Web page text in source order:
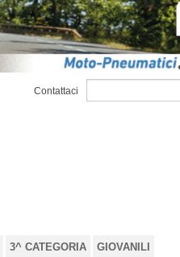
Contattaci
3^ CATEGORIA GIOVANILI